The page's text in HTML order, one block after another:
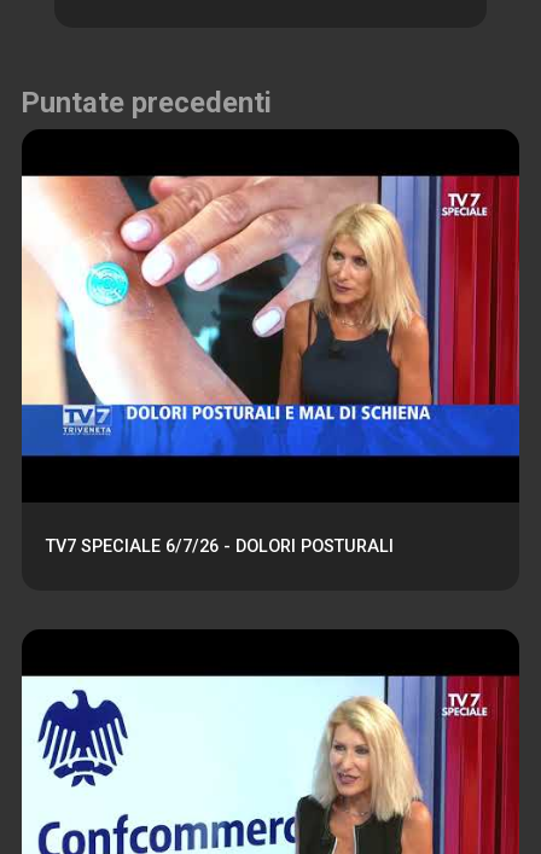
Puntate precedenti
TV7 SPECIALE 6/7/26 - DOLORI POSTURALI